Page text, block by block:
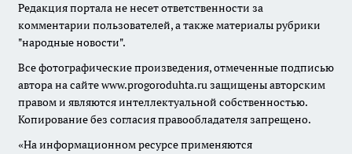
Редакция портала не несет ответственности за
комментарии пользователей, а также материалы рубрики
"народные новости".
Все фотографические произведения, отмеченные подписью
автора на сайте www.progoroduhta.ru защищены авторским
правом и являются интеллектуальной собственностью.
Копирование без согласия правообладателя запрещено.
«На информационном ресурсе применяются